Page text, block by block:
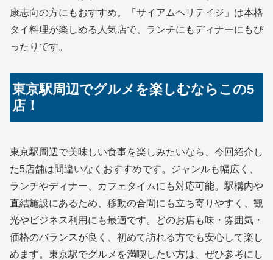
康志向の方にもおすすめ。「サイアムヘリテイジ」は本格
タイ料理が楽しめる人気店で、ランチにもディナーにもぴ
ったりです。
東京駅周辺でグルメを楽しむならこの5
店！
東京駅周辺で美味しい食事を楽しみたいなら、今回紹介し
た5店舗は間違いなくおすすめです。ジャンルも幅広く、
ランチやディナー、カフェタイムにも対応可能。駅構内や
直結施設にあるため、移動の合間にも立ち寄りやすく、観
光やビジネス利用にも最適です。どのお店も味・雰囲気・
価格のバランスが良く、初めて訪れる方でも安心して楽し
めます。東京駅でグルメを満喫したい方は、ぜひ参考にし